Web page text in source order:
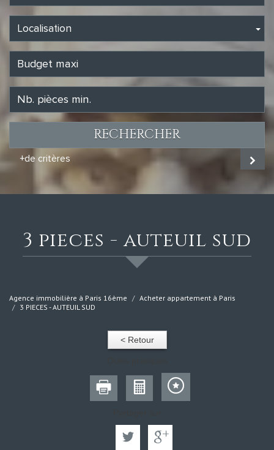
Localisation
RECHERCHER
+de critères
3 pieces - auteuil sud
Agence immobilière à Paris 16ème
Acheter appartement à Paris
3 PIECES - AUTEUIL SUD
< Retour